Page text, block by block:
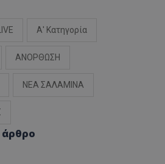
Α' Κατηγορία
ΑΝΟΡΘΩΣΗ
ΝΕΑ ΣΑΛΑΜΙΝΑ